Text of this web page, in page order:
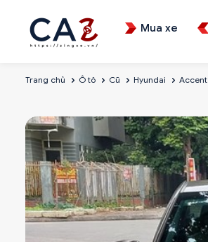
Mua xe
Trang chủ Ô tô Cũ Hyundai Accent